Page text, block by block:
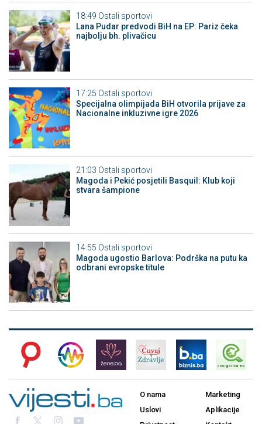
18:49 Ostali sportovi
Lana Pudar predvodi BiH na EP: Pariz čeka
najbolju bh. plivačicu
17:25 Ostali sportovi
Specijalna olimpijada BiH otvorila prijave za
Nacionalne inkluzivne igre 2026
21:03 Ostali sportovi
Magoda i Pekić posjetili Basquil: Klub koji
stvara šampione
14:55 Ostali sportovi
Magoda ugostio Barlova: Podrška na putu ka
odbrani evropske titule
O nama
Uslovi
Marketing
Aplikacije